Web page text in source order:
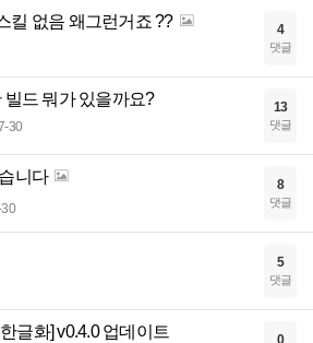
킬 없음 왜그런거죠 ?? 4
댓글
빌드 뭐가 있을까요?
30
13
댓글
니다 8
댓글
5
댓글
글화] v0.4.0 업데이트 0